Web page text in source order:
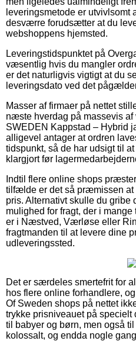
leveringsmetode er utvivlsomt
desværre forudsætter at du
webshoppens hjemsted.
Leveringstidspunktet på
væsentlig hvis du mangler
er det naturligvis vigtigt at du
leveringsdato ved det
Masser af firmaer på nettet
næste hverdag på massevis af
SWEDEN Kappstad – Hybrid
alligevel antager at ordren
tidspunkt, så de har udsigt til
klargjort før
Indtil flere online shops
tilfælde er det så præmissen at
pris. Alternativt skulle du gribe
mulighed for fragt, der i
er i Næstved, Værløse eller
fragtmanden til at levere dine
udleveringssted.
Det er særdeles smertefrit for
hos flere online forhandlere,
Of Sweden shops på nettet
trykke prisniveauet på specielt
til babyer og børn, men også
kolossalt, og endda nogle